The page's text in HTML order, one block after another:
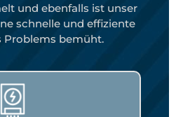
und ebenfalls ist unser
schnelle und effiziente
Problems bemüht.